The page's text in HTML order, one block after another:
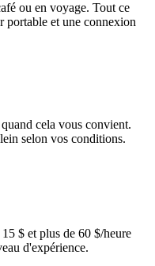
ou en voyage. Tout ce
portable et une connexion
cela vous convient.
selon vos conditions.
$ et plus de 60 $/heure
d'expérience.